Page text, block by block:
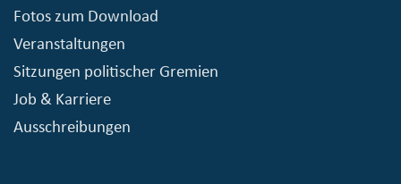
Fotos zum Download
Veranstaltungen
Sitzungen politischer Gremien
Job & Karriere
Ausschreibungen